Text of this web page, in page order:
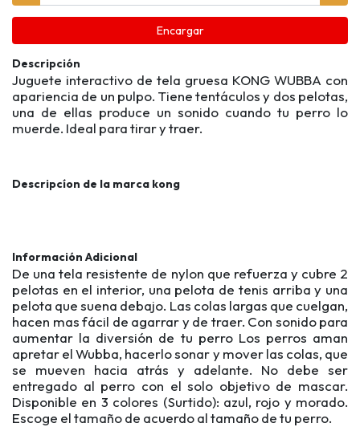
Encargar
Descripción
Juguete interactivo de tela gruesa KONG WUBBA con
apariencia de un pulpo. Tiene tentáculos y dos pelotas,
una de ellas produce un sonido cuando tu perro lo
muerde. Ideal para tirar y traer.
Descripcíon de la marca kong
Información Adicional
De una tela resistente de nylon que refuerza y cubre 2
pelotas en el interior, una pelota de tenis arriba y una
pelota que suena debajo. Las colas largas que cuelgan,
hacen mas fácil de agarrar y de traer. Con sonido para
aumentar la diversión de tu perro Los perros aman
apretar el Wubba, hacerlo sonar y mover las colas, que
se mueven hacia atrás y adelante. No debe ser
entregado al perro con el solo objetivo de mascar.
Disponible en 3 colores (Surtido): azul, rojo y morado.
Escoge el tamaño de acuerdo al tamaño de tu perro.